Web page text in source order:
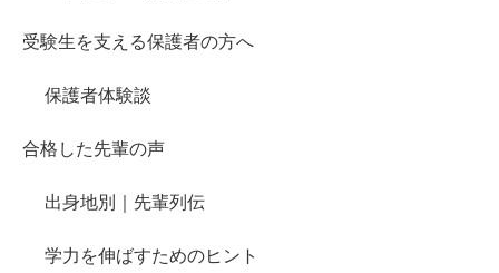
受験生を支える保護者の方へ
保護者体験談
合格した先輩の声
出身地別｜先輩列伝
学力を伸ばすためのヒント